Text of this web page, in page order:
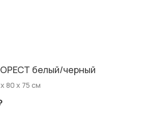
белый/черный
80 х 75 см